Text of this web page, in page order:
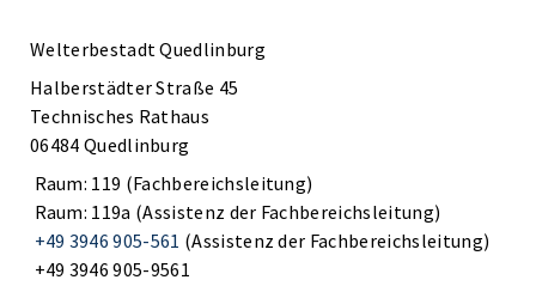
Welterbestadt Quedlinburg
Halberstädter Straße 45
Technisches Rathaus
06484 Quedlinburg
Raum: 119 (Fachbereichsleitung)
Raum: 119a (Assistenz der Fachbereichsleitung)
+49 3946 905-561 (Assistenz der Fachbereichsleitung)
+49 3946 905-9561